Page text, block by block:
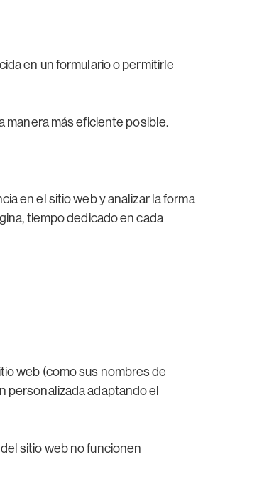
en un formulario o permitirle
manera más eficiente posible.
en el sitio web y analizar la forma
tiempo dedicado en cada
web (como sus nombres de
personalizada adaptando el
sitio web no funcionen